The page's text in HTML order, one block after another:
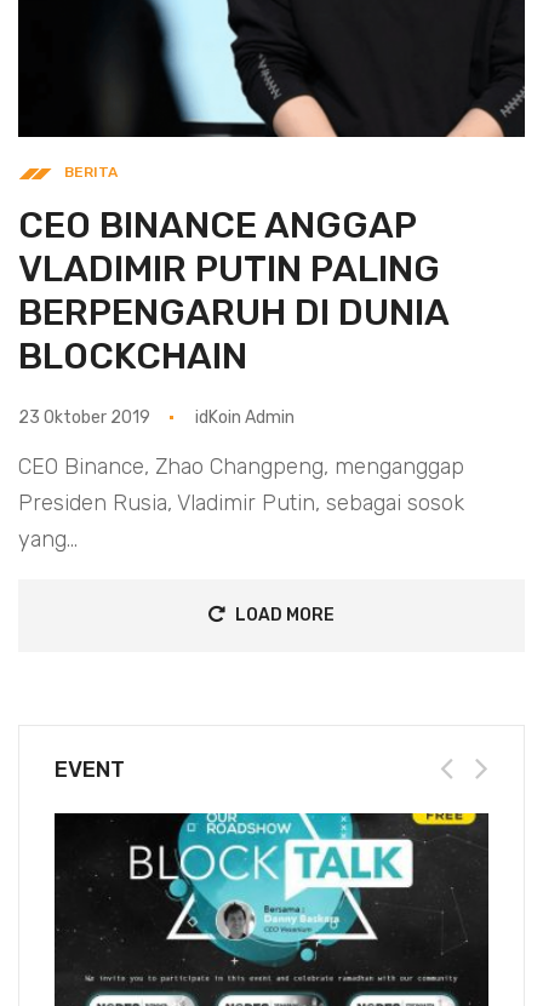
BERITA
CEO BINANCE ANGGAP
VLADIMIR PUTIN PALING
BERPENGARUH DI DUNIA
BLOCKCHAIN
23 Oktober 2019 idKoin Admin
CEO Binance, Zhao Changpeng, menganggap
Presiden Rusia, Vladimir Putin, sebagai sosok
yang...
LOAD MORE
EVENT